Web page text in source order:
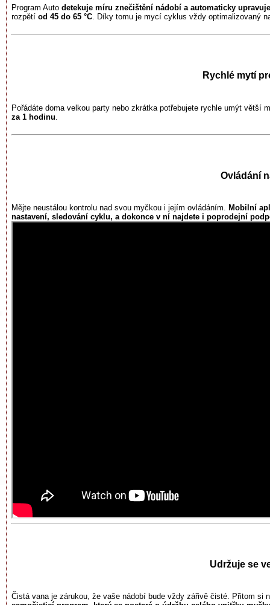
Program Auto detekuje míru znečištění nádobí a automaticky
rozpětí od 45 do 65 °C . Díky tomu je mycí cyklus vždy optimalizovaný
Rychlé mytí
Pořádáte doma velkou party nebo zkrátka potřebujete rychle umýt
za 1 hodinu
Ovládání
Mějte neustálou kontrolu nad svou myčkou i jejím ovládáním. Mobilní
nastavení, sledování cyklu, a dokonce v ní najdete i poprodejní
Udržuje se
Čistá vana je zárukou, že vaše nádobí bude vždy zářivě čisté. Přitom